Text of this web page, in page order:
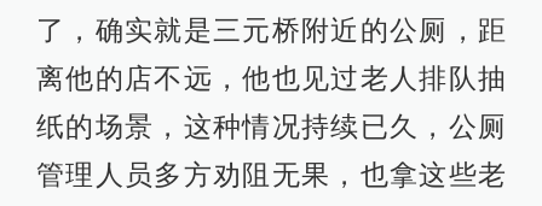
了，确实就是三元桥附近的公厕，距
离他的店不远，他也见过老人排队抽
纸的场景，这种情况持续已久，公厕
管理人员多方劝阻无果，也拿这些老